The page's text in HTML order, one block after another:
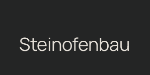
Steinofenbau